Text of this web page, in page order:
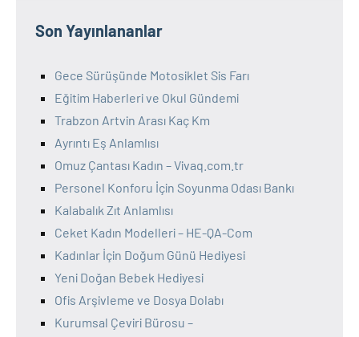
Son Yayınlananlar
Gece Sürüşünde Motosiklet Sis Farı
Eğitim Haberleri ve Okul Gündemi
Trabzon Artvin Arası Kaç Km
Ayrıntı Eş Anlamlısı
Omuz Çantası Kadın – Vivaq.com.tr
Personel Konforu İçin Soyunma Odası Bankı
Kalabalık Zıt Anlamlısı
Ceket Kadın Modelleri – HE-QA-Com
Kadınlar İçin Doğum Günü Hediyesi
Yeni Doğan Bebek Hediyesi
Ofis Arşivleme ve Dosya Dolabı
Kurumsal Çeviri Bürosu –